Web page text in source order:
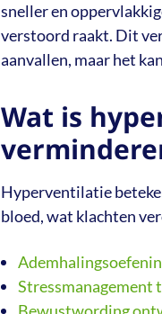
sneller en
verstoord raakt. Dit
aanvallen, maar het
Wat is
Hyperventilatie
bloed, wat klachten
Stressmanagement